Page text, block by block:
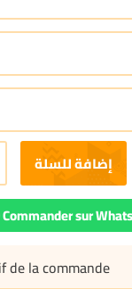
إضافة للسلة
Commander sur
de la commande